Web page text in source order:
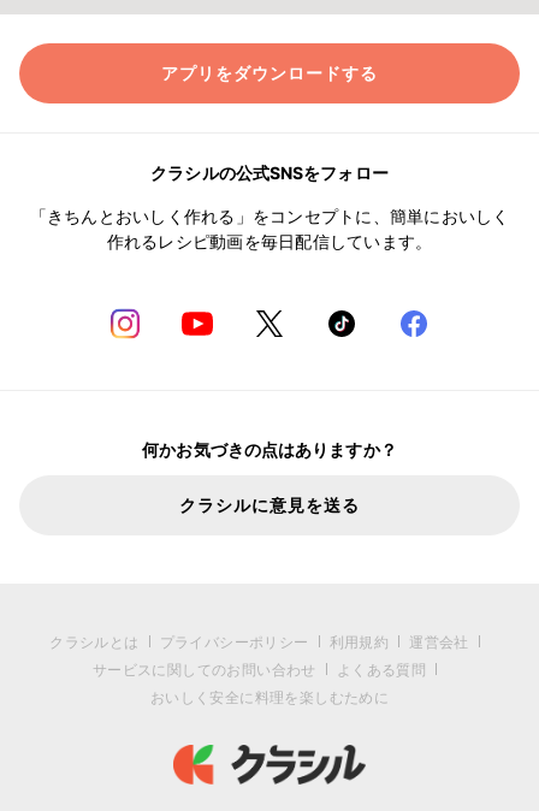
アプリをダウンロードする
クラシルの公式SNSをフォロー
「きちんとおいしく作れる」をコンセプトに、簡単においしく
作れるレシピ動画を毎日配信しています。
何かお気づきの点はありますか？
クラシルに意見を送る
クラシルとは プライバシーポリシー 利用規約
運営会社
サービスに関してのお問い合わせ
よくある質問
おいしく安全に料理を楽しむために